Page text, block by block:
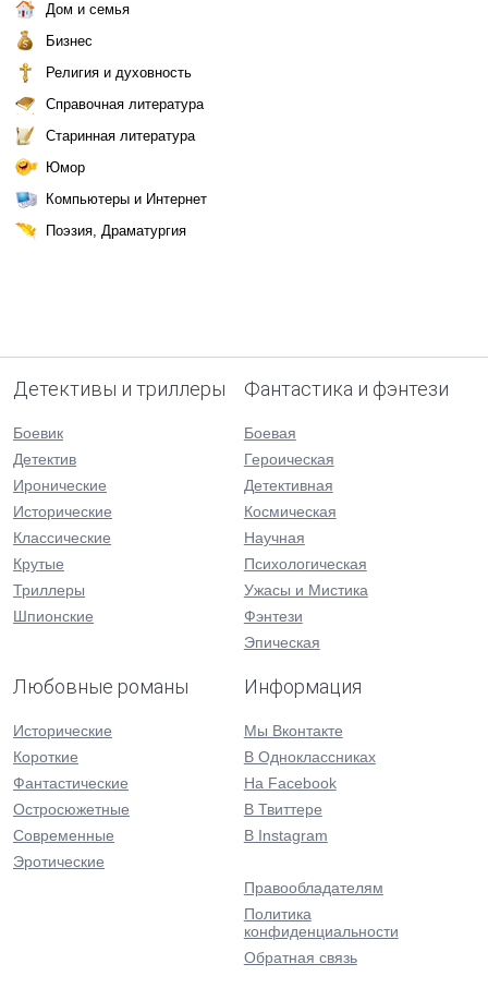
Дом и семья
Бизнес
Религия и духовность
Справочная литература
Старинная литература
Юмор
Компьютеры и Интернет
Поэзия, Драматургия
Детективы и триллеры
Боевик
Детектив
Иронические
Исторические
Классические
Крутые
Триллеры
Шпионские
Фантастика и фэнтези
Боевая
Героическая
Детективная
Космическая
Научная
Психологическая
Ужасы и Мистика
Фэнтези
Эпическая
Любовные романы
Исторические
Короткие
Фантастические
Остросюжетные
Современные
Эротические
Информация
Мы Вконтакте
В Одноклассниках
На Facebook
В Твиттере
В Instagram
Правообладателям
Политика
конфиденциальности
Обратная связь